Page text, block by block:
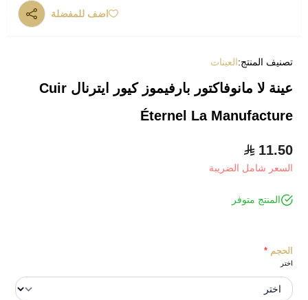
اضف للمفضلة
تصنيف المنتج:العينات
عينة لا مانوفاكتور بارفيموز كيور ايترنال Cuir
Éternel La Manufacture
11.50
السعر شامل الضريبة
المنتج متوفر
الحجم *
اختر